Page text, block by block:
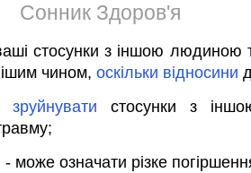
Сонник Здоров'я
стосунки з іншою людиною
чином, оскільки відносини
зруйнувати стосунки з
може означати різке